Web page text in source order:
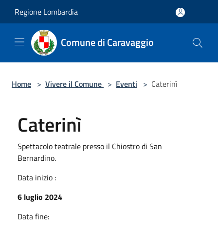
Regione Lombardia
Comune di Caravaggio
Home > Vivere il Comune > Eventi > Caterinì
Caterinì
Spettacolo teatrale presso il Chiostro di San
Bernardino.
Data inizio :
6 luglio 2024
Data fine: